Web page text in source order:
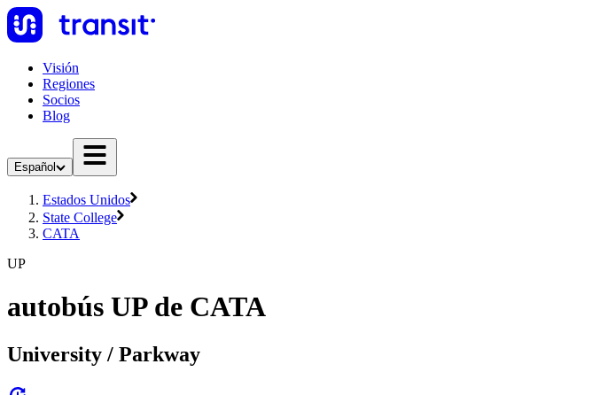
Visión
Regiones
Socios
Blog
Español
Estados Unidos
State College
CATA
UP
autobús UP de CATA
University / Parkway